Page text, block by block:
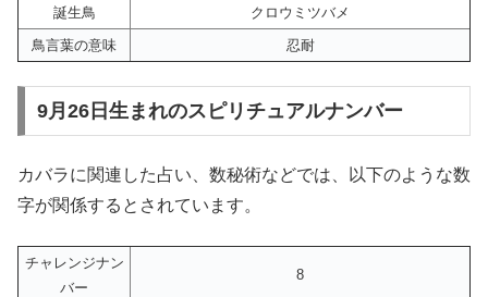
誕生鳥
クロウミツバメ
鳥言葉の意味
忍耐
9月26日生まれのスピリチュアルナンバー
カバラに関連した占い、数秘術などでは、以下のような数
字が関係するとされています。
チャレンジナン
バー
8